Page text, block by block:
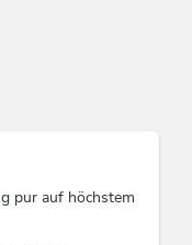
pur auf höchstem